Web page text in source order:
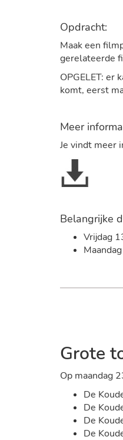
Opdracht:
Maak een
gerelateerde
OPGELET: er
komt, eerst
Meer
Je vindt meer
Belangrijke
Vrijdag
Grote
Op maandag
De
De
De
De